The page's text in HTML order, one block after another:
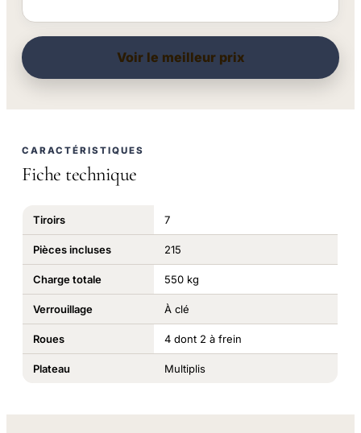
Voir le meilleur prix
CARACTÉRISTIQUES
Fiche technique
Tiroirs 7
Pièces incluses 215
Charge totale 550 kg
Verrouillage À clé
Roues 4 dont 2 à frein
Plateau Multiplis